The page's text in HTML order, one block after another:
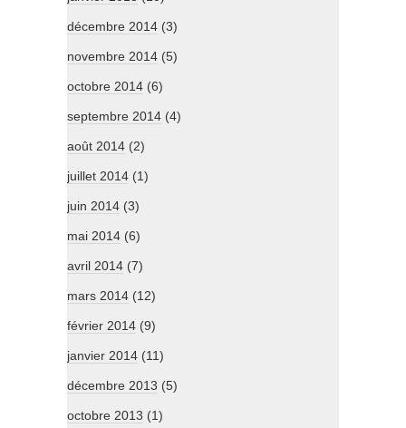
décembre 2014 (3)
novembre 2014 (5)
octobre 2014 (6)
septembre 2014 (4)
août 2014 (2)
juillet 2014 (1)
juin 2014 (3)
mai 2014 (6)
avril 2014 (7)
mars 2014 (12)
février 2014 (9)
janvier 2014 (11)
décembre 2013 (5)
octobre 2013 (1)